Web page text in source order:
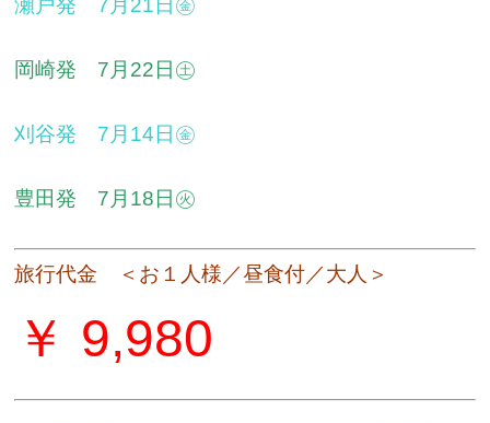
瀬戸発 7月21日㊎
岡崎発 7月22日㊏
刈谷発 7月14日㊎
豊田発 7月18日㊋
旅行代金 ＜お１人様／昼食付／大人＞
￥ 9,980